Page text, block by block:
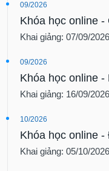
09/2026
Khóa học online
Khai giảng: 07/09/
09/2026
Khóa học online
Khai giảng: 16/09/
10/2026
Khóa học online
Khai giảng: 05/10/
TÀI
CHÍNH
CÔNG
THÔNG
TIN